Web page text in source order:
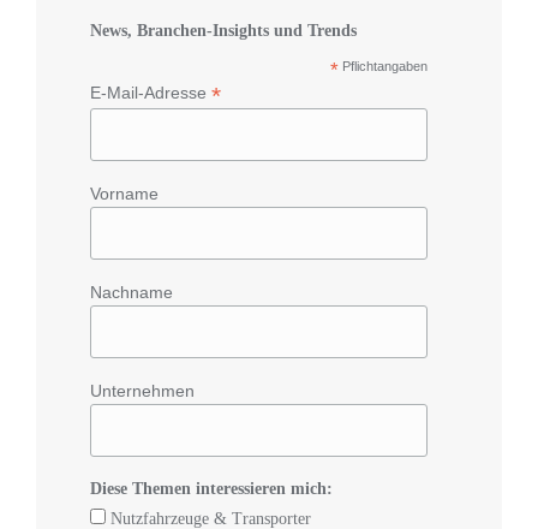
News, Branchen-Insights und Trends
* Pflichtangaben
E-Mail-Adresse *
Vorname
Nachname
Unternehmen
Diese Themen interessieren mich:
Nutzfahrzeuge & Transporter